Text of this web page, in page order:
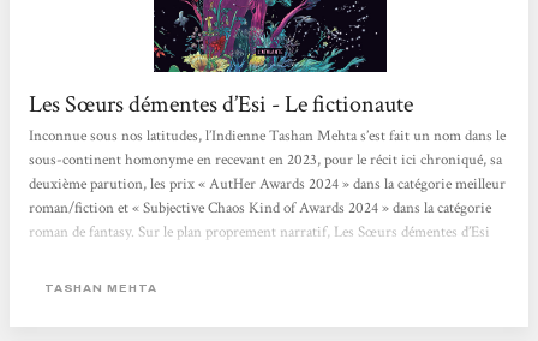
Les Sœurs démentes d’Esi - Le fictionaute
Inconnue sous nos latitudes, l’Indienne Tashan Mehta s’est fait un nom dans le
sous-continent homonyme en recevant en 2023, pour le récit ici chroniqué, sa
deuxième parution, les prix « AutHer Awards 2024 » dans la catégorie meilleur
roman/fiction et « Subjective Chaos Kind of Awards 2024 » dans la catégorie
roman de fantasy. Sur le plan proprement narratif, Les Sœurs démentes d’Esi
résultat à la fois dense et poétique. Cette hybridité narrative ne se laisse...
TASHAN MEHTA